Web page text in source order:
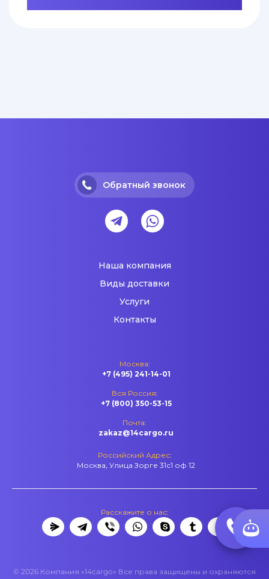
Обратный звонок
Наша компания
Виды доставки
Услуги
Контакты
Москва:
+7 (495) 241-14-01
Вся Россия:
+7 (800) 350-53-15
Почта:
zakaz@14cargo.ru
Российский Адрес:
Москва, Улица Зорге 31с1 оф 12
Расскажите о нас:
© 2026 Компания «14cargo» Все права защищены и охраняются